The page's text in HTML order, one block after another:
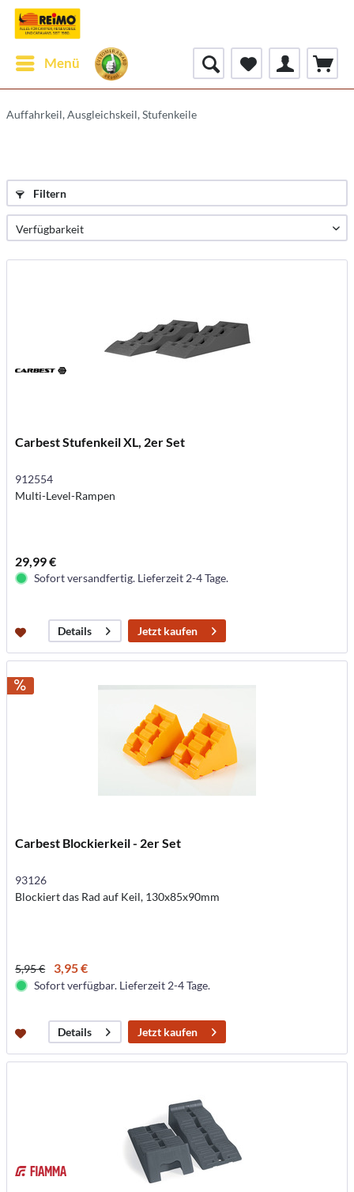
Menü
Auffahrkeil, Ausgleichskeil, Stufenkeile
Filtern
Carbest Stufenkeil XL, 2er Set
912554
Multi-Level-Rampen
29,99 €
Sofort versandfertig. Lieferzeit 2-4 Tage.
Details Jetzt kaufen
Carbest Blockierkeil - 2er Set
93126
Blockiert das Rad auf Keil, 130x85x90mm
5,95 € 3,95 €
Sofort verfügbar. Lieferzeit 2-4 Tage.
Details Jetzt kaufen